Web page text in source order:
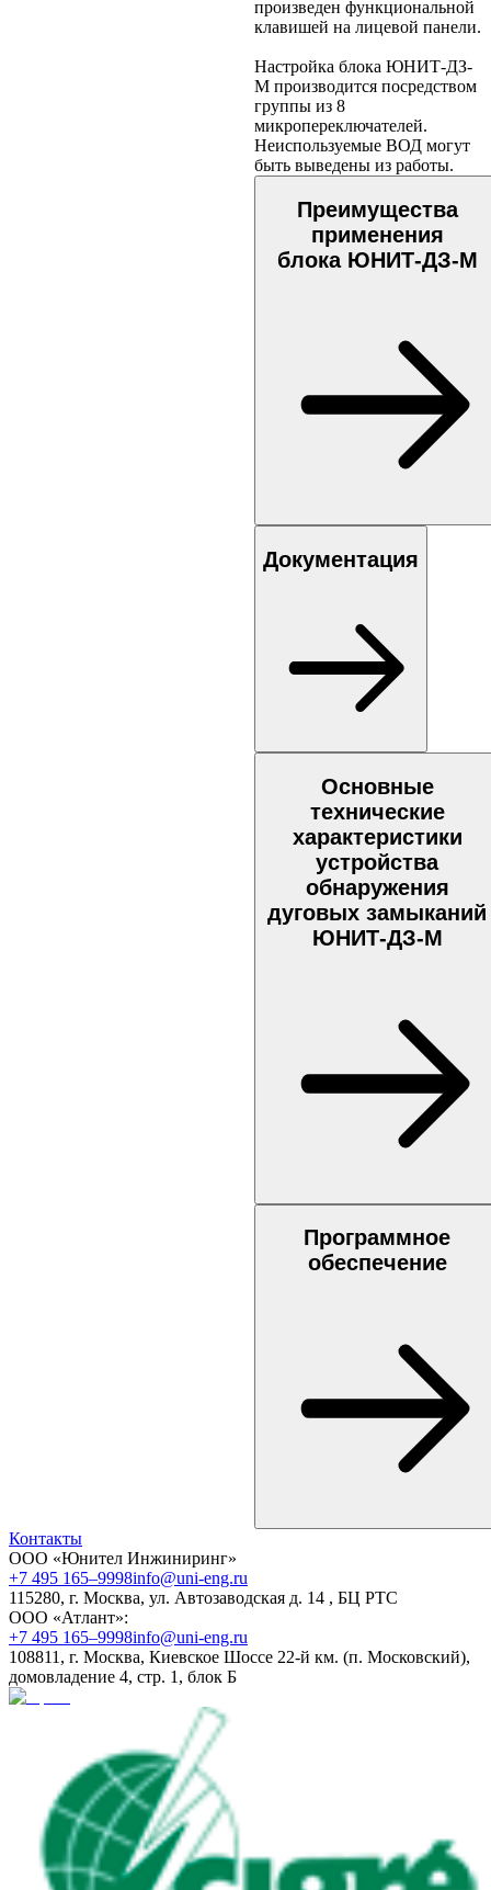
произведен функциональной
клавишей на лицевой панели.
Настройка блока ЮНИТ-ДЗ-
М производится посредством
группы из 8
микропереключателей.
Неиспользуемые ВОД могут
быть выведены из работы.
Преимущества
применения
блока ЮНИТ-ДЗ-М
Документация
Основные
технические
характеристики
устройства
обнаружения
дуговых замыканий
ЮНИТ-ДЗ-М
Программное
обеспечение
Контакты
ООО «Юнител Инжиниринг»
+7 495 165–9998info@uni-eng.ru
115280, г. Москва, ул. Автозаводская д. 14 , БЦ РТС
ООО «Атлант»:
+7 495 165–9998info@uni-eng.ru
108811, г. Москва, Киевское Шоссе 22-й км. (п. Московский),
домовладение 4, стр. 1, блок Б